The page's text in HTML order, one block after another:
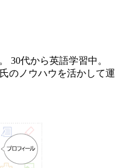
30代から英語学習中。
のノウハウを活かして運